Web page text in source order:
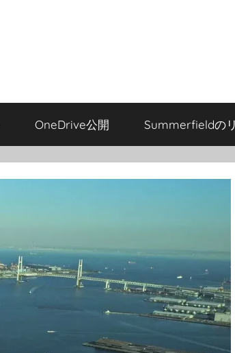
OneDrive公開 Summerfieldの